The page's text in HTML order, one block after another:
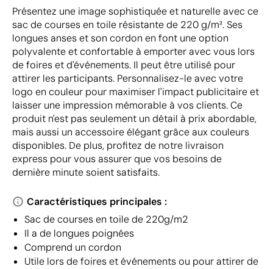
Présentez une image sophistiquée et naturelle avec ce
sac de courses en toile résistante de 220 g/m². Ses
longues anses et son cordon en font une option
polyvalente et confortable à emporter avec vous lors
de foires et d'événements. Il peut être utilisé pour
attirer les participants. Personnalisez-le avec votre
logo en couleur pour maximiser l'impact publicitaire et
laisser une impression mémorable à vos clients. Ce
produit n'est pas seulement un détail à prix abordable,
mais aussi un accessoire élégant grâce aux couleurs
disponibles. De plus, profitez de notre livraison
express pour vous assurer que vos besoins de
dernière minute soient satisfaits.
Caractéristiques principales :
Sac de courses en toile de 220g/m2
Il a de longues poignées
Comprend un cordon
Utile lors de foires et événements ou pour attirer de